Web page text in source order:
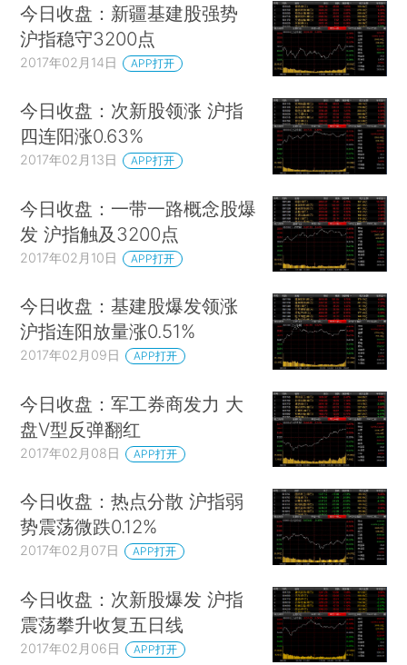
今日收盘：新疆基建股强势
沪指稳守3200点
2017年02月14日 APP打开
今日收盘：次新股领涨 沪指
四连阳涨0.63%
2017年02月13日 APP打开
今日收盘：一带一路概念股爆
发 沪指触及3200点
2017年02月10日 APP打开
今日收盘：基建股爆发领涨
沪指连阳放量涨0.51%
2017年02月09日 APP打开
今日收盘：军工券商发力 大
盘V型反弹翻红
2017年02月08日 APP打开
今日收盘：热点分散 沪指弱
势震荡微跌0.12%
2017年02月07日 APP打开
今日收盘：次新股爆发 沪指
震荡攀升收复五日线
2017年02月06日 APP打开